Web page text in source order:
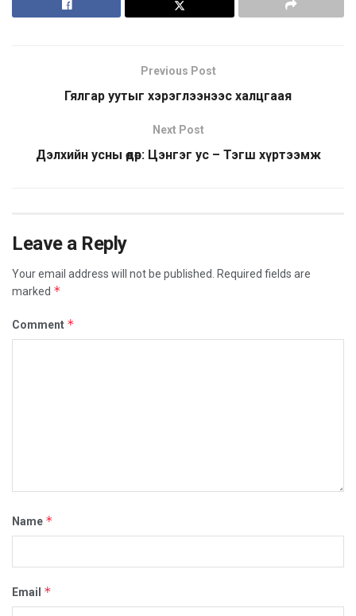
Previous Post
Гялгар уутыг хэрэглээнээс халцгаая
Next Post
Дэлхийн усны өдөр: Цэнгэг ус – Тэгш хүртээмж
Leave a Reply
Your email address will not be published.
Required fields are
marked *
Comment *
Name *
Email *